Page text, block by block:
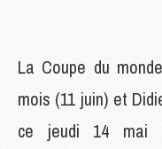
La Coupe du
mois (11 juin) et
ce jeudi 14 mai